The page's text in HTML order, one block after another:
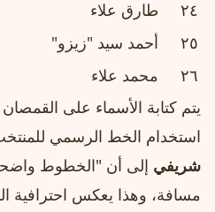
٢٤
طارق علاء
٢٥
أحمد سيد "زيزو"
٢٦
محمد علاء
يتم كتابة الأسماء على القمصان
استخدام الخط الرسمي
شريفي إلى أن "الخطوط
مسافة، وهذا يعكس احترافية